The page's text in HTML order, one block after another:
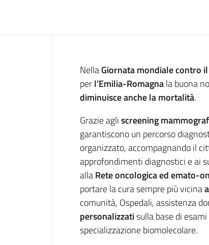
Introduzione
NellaGiornata mondiale contro
perl’Emilia-Romagnala buona
diminuisce anche la mortalità.
Grazie agliscreening
garantiscono un percorso
organizzato, accompagnando il
approfondimenti diagnostici e ai
allaRete oncologica ed emato-
portare la cura sempre più vicina
comunità, Ospedali, assistenza
personalizzatisulla base di
specializzazione biomolecolare.